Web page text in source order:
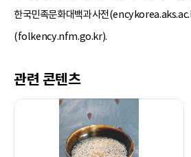
한국민족문화대백과사전
(folkency.nfm.go.kr).
관련 콘텐츠